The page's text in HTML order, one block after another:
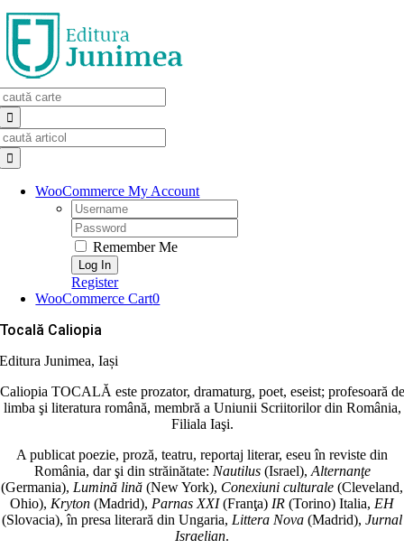
Skip
to
content
WooCommerce My Account
Username:
Password:
Remember Me
Register
WooCommerce Cart0
Tocală Caliopia
Editura Junimea, Iași
Caliopia TOCALĂ este prozator, dramaturg, poet, eseist; profesoară de
limba şi literatura română, membră a Uniunii Scriitorilor din România,
Filiala Iaşi.
A publicat poezie, proză, teatru, reportaj literar, eseu în reviste din
România, dar şi din străinătate: Nautilus(Israel), Alternanţe
(Germania), Lumină lină (New York), Conexiuni culturale (Cleveland,
Ohio), Kryton (Madrid), Parnas XXI(Franţa) IR (Torino) Italia, EH
(Slovacia), în presa literară din Ungaria, Littera Nova (Madrid), Jurnal
Israelian.